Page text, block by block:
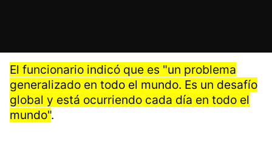
El funcionario indicó que es "un problema
generalizado en todo el mundo. Es un desafío
global y está ocurriendo cada día en todo el
mundo".